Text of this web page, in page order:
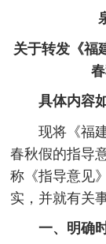
关于转发《福
具体内容
现将《福
春秋假的指导
称《指导意见
实，并就有关
一、明确